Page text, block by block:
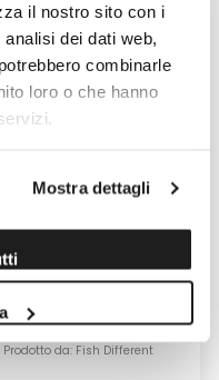
il nostro sito con i
dei dati web,
combinarle
loro o che hanno
Mostra dettagli
ALICI AL SALE FISH DIFFERENT
500GR
Venduto da: Fish Different
Prodotto da: Fish Different